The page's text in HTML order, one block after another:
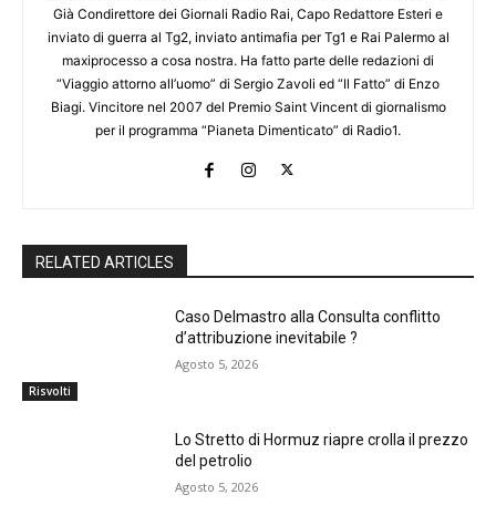
Già Condirettore dei Giornali Radio Rai, Capo Redattore Esteri e
inviato di guerra al Tg2, inviato antimafia per Tg1 e Rai Palermo al
maxiprocesso a cosa nostra. Ha fatto parte delle redazioni di
“Viaggio attorno all’uomo” di Sergio Zavoli ed “Il Fatto” di Enzo
Biagi. Vincitore nel 2007 del Premio Saint Vincent di giornalismo
per il programma “Pianeta Dimenticato” di Radio1.
RELATED ARTICLES
Risvolti
Caso Delmastro alla Consulta conflitto
d’attribuzione inevitabile ?
Agosto 5, 2026
Lo Stretto di Hormuz riapre crolla il prezzo
del petrolio
Agosto 5, 2026